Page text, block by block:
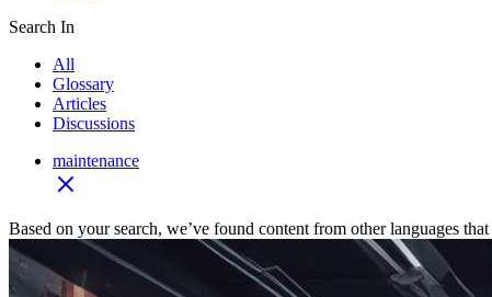
Search In
All
Glossary
Articles
Discussions
maintenance
Based on your search, we’ve found content from other languages